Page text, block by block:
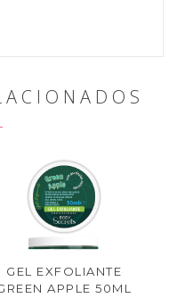
GEL EXFOLIANTE
APPLE 50ML